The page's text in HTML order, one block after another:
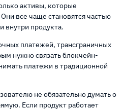
активы, которые
все чаще становятся частью
внутри продукта.
платежей, трансграничных
нужно связать блокчейн-
платежи в традиционной
не обязательно думать о
Если продукт работает